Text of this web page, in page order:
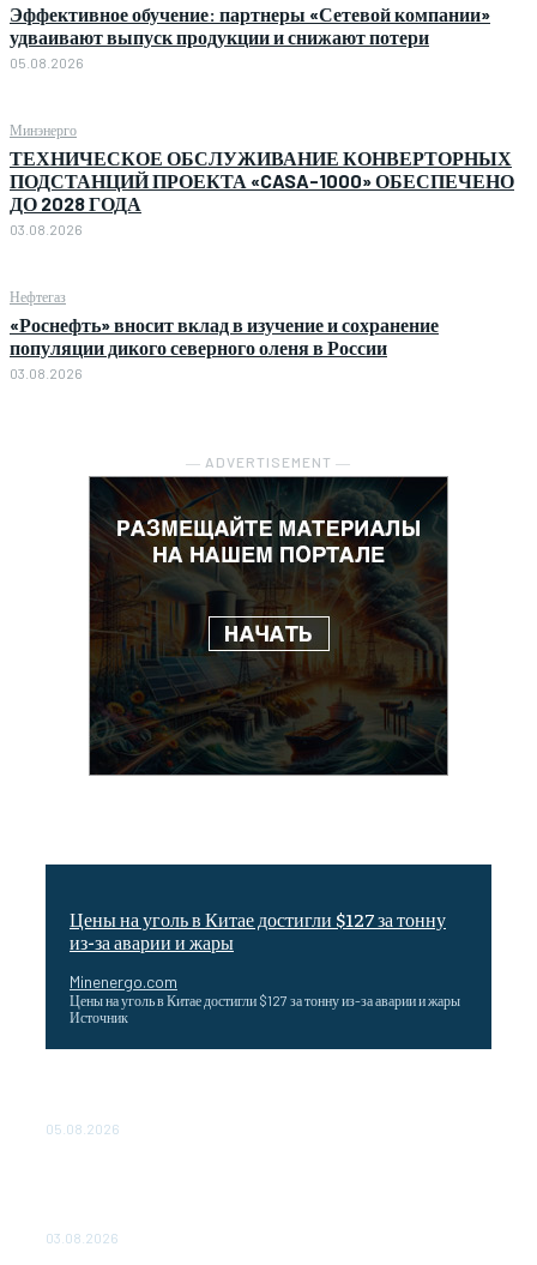
Эффективное обучение: партнеры «Сетевой компании»
удваивают выпуск продукции и снижают потери
05.08.2026
Минэнерго
ТЕХНИЧЕСКОЕ ОБСЛУЖИВАНИЕ КОНВЕРТОРНЫХ
ПОДСТАНЦИЙ ПРОЕКТА «CASA-1000» ОБЕСПЕЧЕНО
ДО 2028 ГОДА
03.08.2026
Нефтегаз
«Роснефть» вносит вклад в изучение и сохранение
популяции дикого северного оленя в России
03.08.2026
― ADVERTISEMENT ―
Цены на уголь в Китае достигли $127 за тонну
из-за аварии и жары
Minenergo.com
Цены на уголь в Китае достигли $127 за тонну из-за аварии и жары
Источник
05.08.2026
03.08.2026